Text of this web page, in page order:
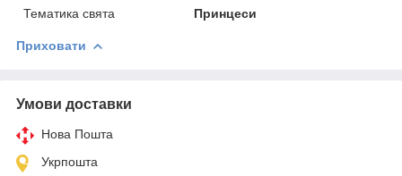
Тематика свята
Принцеси
Приховати
Умови доставки
Нова Пошта
Укрпошта